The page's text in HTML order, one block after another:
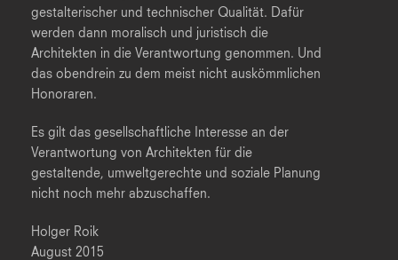
gestalterischer und technischer Qualität. Dafür
werden dann moralisch und juristisch die
Architekten in die Verantwortung genommen. Und
das obendrein zu dem meist nicht auskömmlichen
Honoraren.
Es gilt das gesellschaftliche Interesse an der
Verantwortung von Architekten für die
gestaltende, umweltgerechte und soziale Planung
nicht noch mehr abzuschaffen.
Holger Roik
August 2015